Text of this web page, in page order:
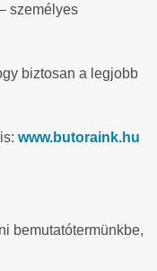
személyes
biztosan a legjobb
www.butoraink.hu
bemutatótermünkbe,